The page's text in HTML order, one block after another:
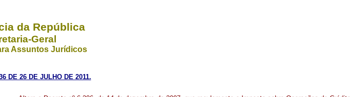
da República
Geral
Assuntos Jurídicos
DE 26 DE JULHO DE 2011.